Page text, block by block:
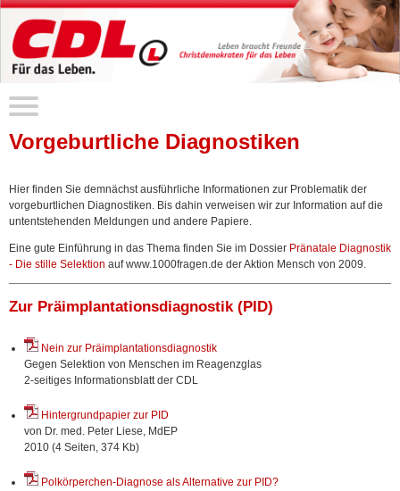
Vorgeburtliche Diagnostiken
Hier finden Sie demnächst ausführliche Informationen zur Problematik der
vorgeburtlichen Diagnostiken. Bis dahin verweisen wir zur Information auf die
untentstehenden Meldungen und andere Papiere.
Eine gute Einführung in das Thema finden Sie im Dossier Pränatale Diagnostik
- Die stille Selektion auf www.1000fragen.de der Aktion Mensch von 2009.
Zur Präimplantationsdiagnostik (PID)
Nein zur Präimplantationsdiagnostik
Gegen Selektion von Menschen im Reagenzglas
2-seitiges Informationsblatt der CDL
Hintergrundpapier zur PID
von Dr. med. Peter Liese, MdEP
2010 (4 Seiten, 374 Kb)
Polkörperchen-Diagnose als Alternative zur PID?